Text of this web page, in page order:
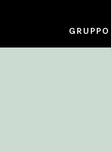
GRUPPO